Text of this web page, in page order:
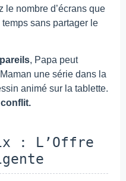
le nombre d’écrans que
sans partager le
, Papa peut
une série dans la
animé sur la tablette.
: L’Offre